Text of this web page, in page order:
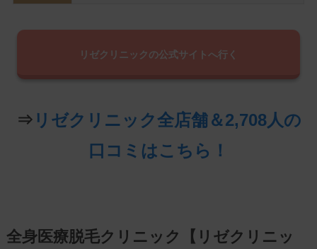
リゼクリニックの公式サイトへ行く
⇒ リゼクリニック全店舗＆2,708人の
口コミはこちら！
全身医療脱毛クリニック【リゼクリニッ